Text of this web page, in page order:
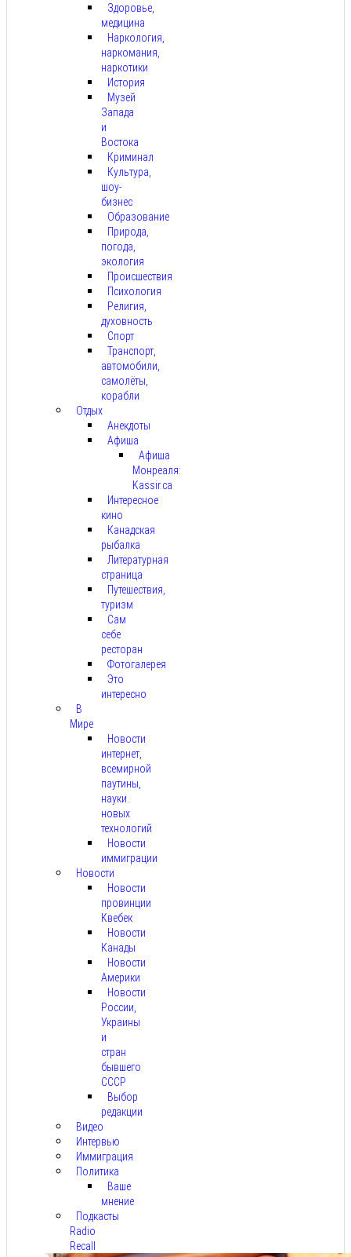
Здоровье,
медицина
Наркология,
наркомания,
наркотики
История
Музей
Запада
и
Востока
Криминал
Культура,
шоу-
бизнес
Образование
Природа,
погода,
экология
Происшествия
Психология
Религия,
духовность
Спорт
Транспорт,
автомобили,
самолёты,
корабли
Отдых
Анекдоты
Афиша
Афиша
Монреаля:
Kassir.ca
Интересное
кино
Канадская
рыбалка
Литературная
страница
Путешествия,
туризм
Сам
себе
ресторан
Фотогалерея
Это
интересно
В
Мире
Новости
интернет,
всемирной
паутины,
науки.
новых
технологий
Новости
иммиграции
Новости
Новости
провинции
Квебек
Новости
Канады
Новости
Америки
Новости
России,
Украины
и
стран
бывшего
СССР
Выбор
редакции
Видео
Интервью
Иммиграция
Политика
Ваше
мнение
Подкасты
Radio
Recall